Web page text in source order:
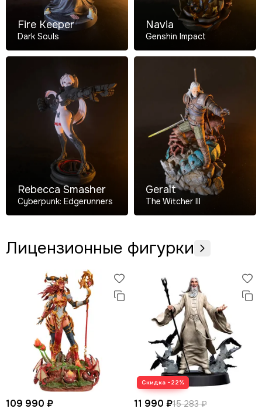
Fire Keeper
Dark Souls
Navia
Genshin Impact
Rebecca Smasher
Cyberpunk: Edgerunners
Geralt
The Witcher III
Лицензионные фигурки
109 990 ₽
Скидка −22%
11 990 ₽15 283 ₽